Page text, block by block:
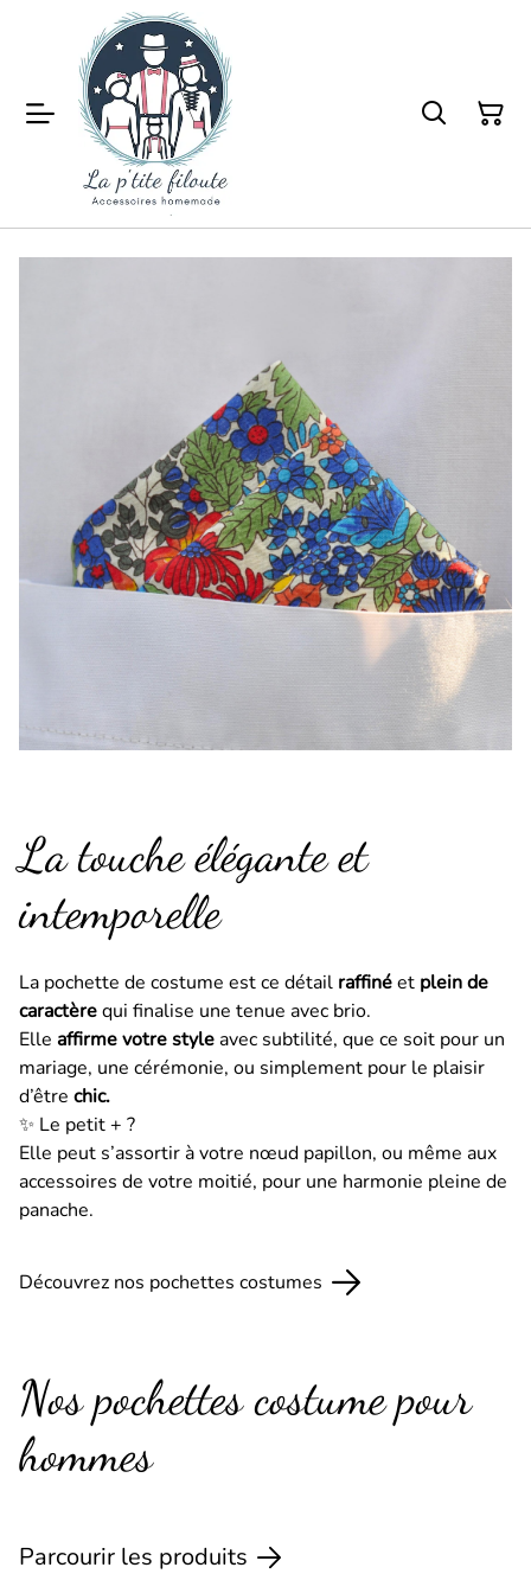
La touche élégante et
intemporelle
La pochette de costume est ce détail raffinéet plein de
caractèrequi finalise une tenue avec brio.
Elle affirme votre styleavec subtilité, que ce soit pour un
mariage, une cérémonie, ou simplement pour le plaisir
d’être chic.
✨ Le petit + ?
Elle peut s’assortir à votre nœud papillon, ou même aux
accessoires de votre moitié, pour une harmonie pleine de
panache.
Découvrez nos pochettes costumes
Nos pochettes costume pour
hommes
Parcourir les produits